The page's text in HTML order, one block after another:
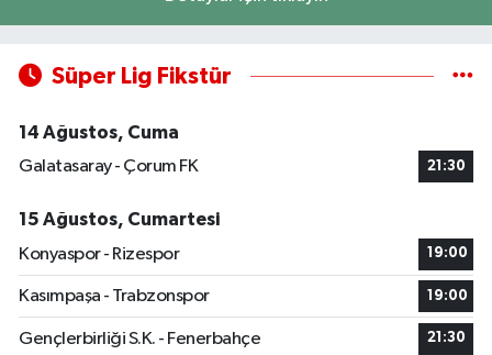
Süper Lig Fikstür
14 Ağustos, Cuma
Galatasaray - Çorum FK
21:30
15 Ağustos, Cumartesi
Konyaspor - Rizespor
19:00
Kasımpaşa - Trabzonspor 19:00
Gençlerbirliği S.K. - Fenerbahçe 21:30